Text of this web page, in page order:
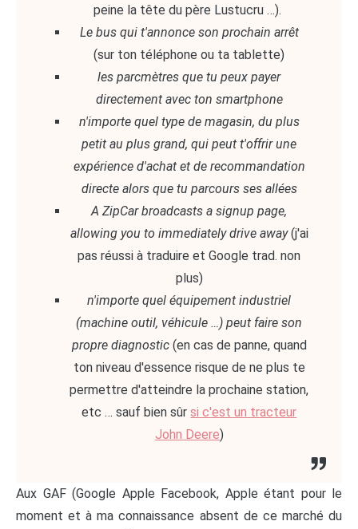
peine la tête du père Lustucru …).
Le bus qui t'annonce son prochain arrêt
(sur ton téléphone ou ta tablette)
les parcmètres que tu peux payer
directement avec ton smartphone
n'importe quel type de magasin, du plus
petit au plus grand, qui peut t'offrir une
expérience d'achat et de recommandation
directe alors que tu parcours ses allées
A ZipCar broadcasts a signup page,
allowing you to immediately drive away(j'ai
pas réussi à traduire et Google trad. non
plus)
n'importe quel équipement industriel
(machine outil, véhicule …) peut faire son
propre diagnostic(en cas de panne, quand
ton niveau d'essence risque de ne plus te
permettre d'atteindre la prochaine station,
etc … sauf bien sûrsi c'est un tracteur
John Deere)
Aux GAF (Google Apple Facebook, Apple étant pour le
moment et à ma connaissance absent de ce marché du